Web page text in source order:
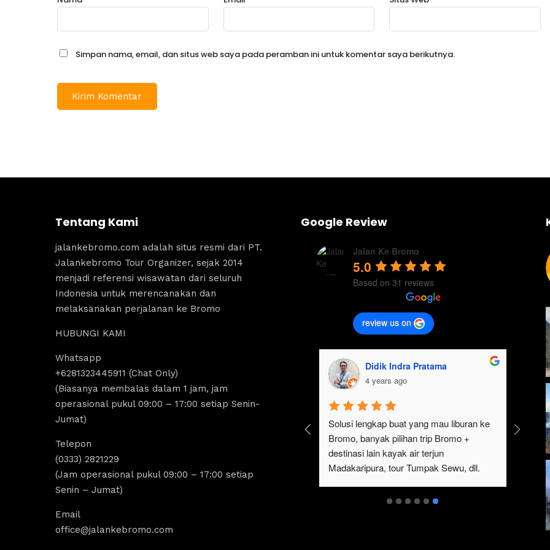
Simpan nama, email, dan situs web saya pada peramban ini untuk komentar saya berikutnya.
Tentang Kami
jalankebromo.com adalah situs resmi dari PT.
Jalankebromo Tour Organizer, sejak 2014
menjadi referensi wisawatan dari seluruh
Indonesia untuk merencanakan dan
melaksanakan perjalanan ke Bromo
HUBUNGI KAMI
Whatsapp
+6281323445911 (Chat Only)
(Biasanya membalas dalam 1 jam, jam
operasional pukul 09:00 – 17:00 setiap Senin-
Jumat)
Telepon
(0333) 2821229
(Jam operasional pukul 09:00 – 17:00 setiap
Senin – Jumat)
Email
office@jalankebromo.com
Google Review
Jalan Ke Bromo
5.0
Based on 31 reviews
review us on
4 years ago
pernah bosen main ke bromo, ngajak
besar gak perlu repot, karena
mempermudah buat trip ke bromo
ini. Harga ramah di kantong dan
juga seruuu abieezzzz.
Jalan Ke Bromo.
Seru banget trip ke Bromo bareng tim
#jalankebromo! Nginep di sekitaran
Bromo, terus subuh berangkat ke sunrise
point pake sewa jeep. Abis dari Bromo,
lanjut tour ke air terjun Tumpak Sewu.
agung falah
Pengalaman Yang Sangat Seru sekali
ikutan Trip Ke bromo Bareng
JalankeBromo . Servis bintang 5 dan
Guide yang sangat profesional .Buat
wisata di sekitar seperti tumpak Sewu
rekomendasikan Bareng